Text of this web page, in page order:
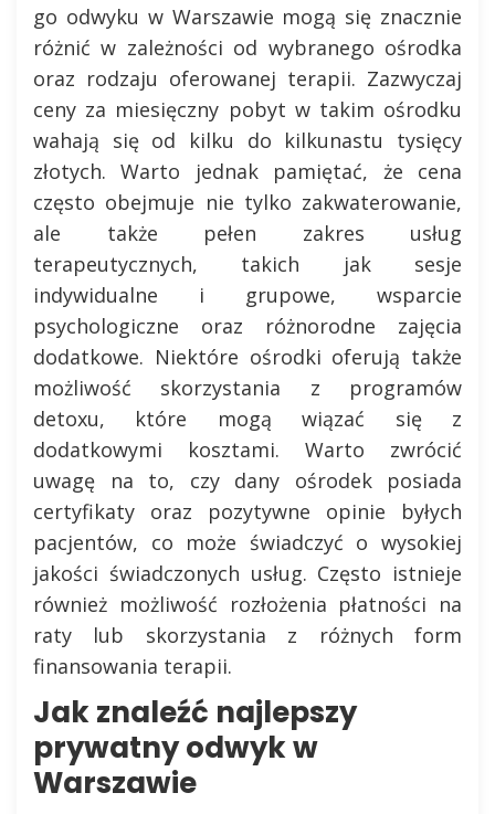
go odwyku w Warszawie mogą się znacznie
różnić w zależności od wybranego ośrodka
oraz rodzaju oferowanej terapii. Zazwyczaj
ceny za miesięczny pobyt w takim ośrodku
wahają się od kilku do kilkunastu tysięcy
złotych. Warto jednak pamiętać, że cena
często obejmuje nie tylko zakwaterowanie,
ale także pełen zakres usług
terapeutycznych, takich jak sesje
indywidualne i grupowe, wsparcie
psychologiczne oraz różnorodne zajęcia
dodatkowe. Niektóre ośrodki oferują także
możliwość skorzystania z programów
detoxu, które mogą wiązać się z
dodatkowymi kosztami. Warto zwrócić
uwagę na to, czy dany ośrodek posiada
certyfikaty oraz pozytywne opinie byłych
pacjentów, co może świadczyć o wysokiej
jakości świadczonych usług. Często istnieje
również możliwość rozłożenia płatności na
raty lub skorzystania z różnych form
finansowania terapii.
Jak znaleźć najlepszy
prywatny odwyk w
Warszawie